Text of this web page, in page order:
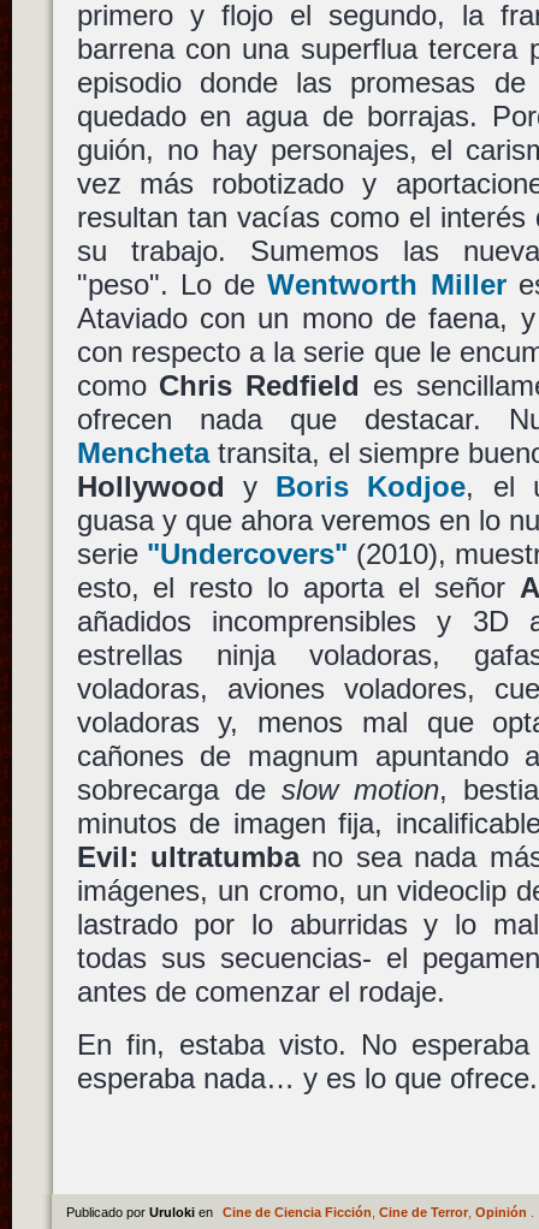
primero y flojo el segundo, la
barrena con una superflua tercera
episodio donde las promesas
quedado en agua de borrajas.
guión, no hay personajes, el
vez más robotizado y
resultan tan vacías como el
su trabajo. Sumemos las
"peso". Lo deWentworth Miller
Ataviado con un mono de faena,
con respecto a la serie que le
como Chris Redfield es
ofrecen nada que destacar.
Menchetatransita, el siempre
Hollywood y Boris Kodjoe, el
guasa y que ahora veremos en lo
serie "Undercovers" (2010),
esto, el resto lo aporta el señor
añadidos incomprensibles y 3D
estrellas ninja voladoras,
voladoras, aviones voladores,
voladoras y, menos mal que
cañones de magnum apuntando
sobrecarga de slow motion,
minutos de imagen fija,
Evil: ultratumbano sea nada
imágenes, un cromo, un videoclip
lastrado por lo aburridas y lo
todas sus secuencias- el
antes de comenzar el rodaje.
En fin, estaba visto. No
esperaba nada… y es lo que ofrece.
Publicado por Uruloki en Cine de Ciencia Ficción Cine de Terror, Opinión